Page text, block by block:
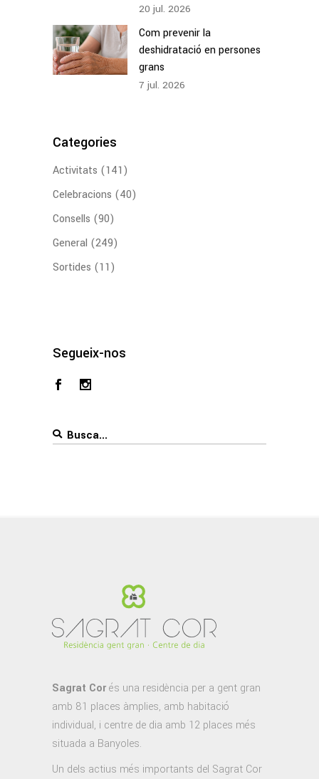
20 jul. 2026
Com prevenir la
deshidratació en persones
grans
7 jul. 2026
Categories
Activitats (141)
Celebracions (40)
Consells (90)
General (249)
Sortides (11)
Segueix-nos
Search
Sagrat Corés una residència per a gent gran
amb 81 places àmplies, amb habitació
individual, i centre de dia amb 12 places més
situada a Banyoles.
Un dels actius més importants del Sagrat Cor